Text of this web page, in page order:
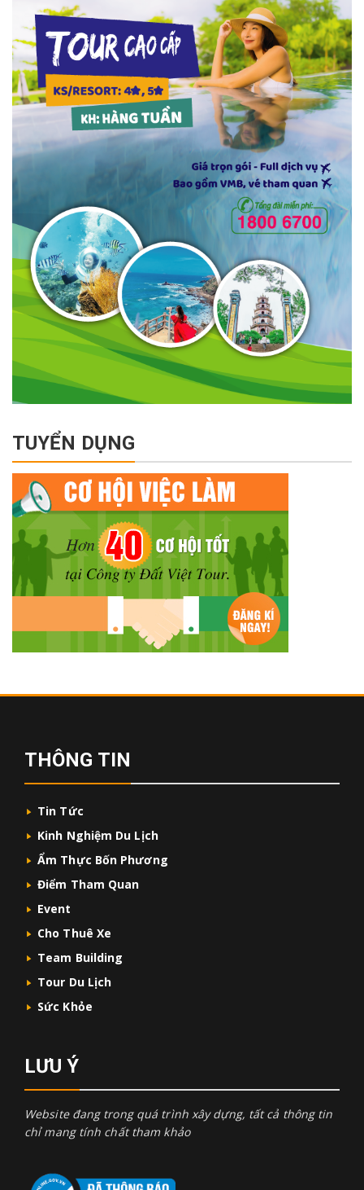
TUYỂN DỤNG
THÔNG TIN
Tin Tức
Kinh Nghiệm Du Lịch
Ẩm Thực Bốn Phương
Điểm Tham Quan
Event
Cho Thuê Xe
Team Building
Tour Du Lịch
Sức Khỏe
LƯU Ý
Website đang trong quá trình xây dựng, tất cả thông tin
chỉ mang tính chất tham khảo